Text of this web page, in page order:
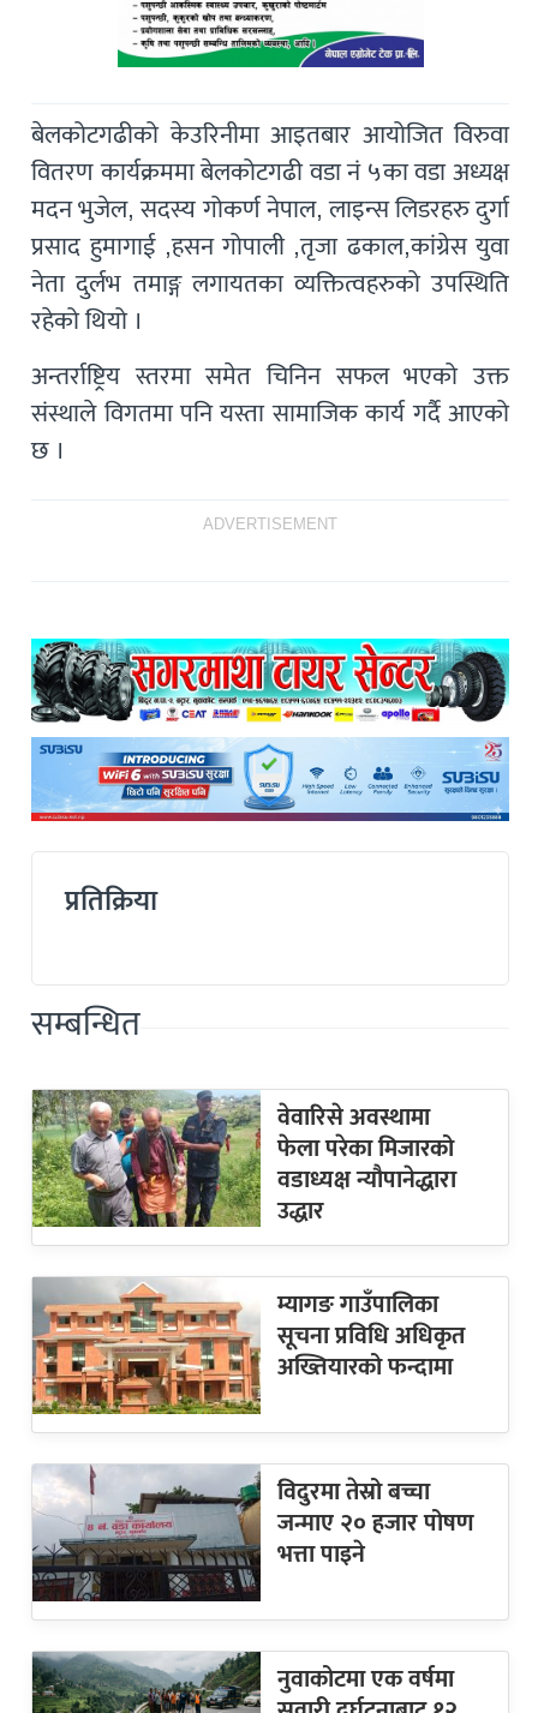
बेलकोटगढीको केउरिनीमा आइतबार आयोजित विरुवा
वितरण कार्यक्रममा बेलकोटगढी वडा नं ५का वडा अध्यक्ष
मदन भुजेल, सदस्य गोकर्ण नेपाल, लाइन्स लिडरहरु दुर्गा
प्रसाद हुमागाई ,हसन गोपाली ,तृजा ढकाल,कांग्रेस युवा
नेता दुर्लभ तमाङ्ग लगायतका व्यक्तित्वहरुको उपस्थिति
रहेको थियो ।
अन्तर्राष्ट्रिय स्तरमा समेत चिनिन सफल भएको उक्त
संस्थाले विगतमा पनि यस्ता सामाजिक कार्य गर्दै आएको
छ ।
ADVERTISEMENT
प्रतिक्रिया
सम्बन्धित
वेवारिसे अवस्थामा
फेला परेका मिजारको
वडाध्यक्ष न्यौपानेद्धारा
उद्धार
म्यागङ गाउँपालिका
सूचना प्रविधि अधिकृत
अख्तियारको फन्दामा
विदुरमा तेस्रो बच्चा
जन्माए २० हजार पोषण
भत्ता पाइने
नुवाकोटमा एक वर्षमा